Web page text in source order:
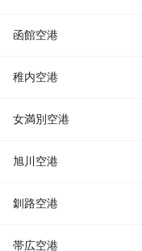
函館空港
稚内空港
女満別空港
旭川空港
釧路空港
帯広空港